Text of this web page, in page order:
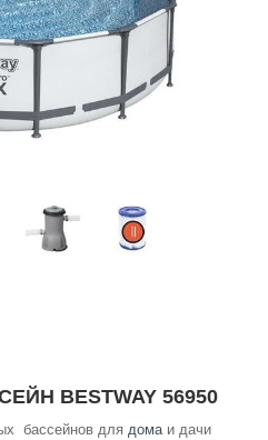
BESTWAY 56950
бассейнов для дома и дачи